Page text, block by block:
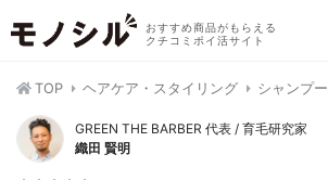
おすすめ商品がもらえる
クチコミポイ活サイト
TOP ヘアケア・スタイリング シャンプー
GREEN THE BARBER 代表 / 育毛研究家
織田 賢明